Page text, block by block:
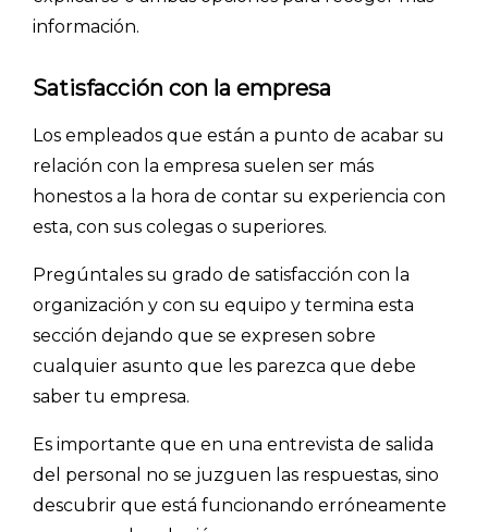
PRECIOS
BLOG
ACCEDER →
información.
Satisfacción con la empresa
Los empleados que están a punto de acabar su
relación con la empresa suelen ser más
honestos a la hora de contar su experiencia con
esta, con sus colegas o superiores.
Pregúntales su grado de satisfacción con la
organización y con su equipo y termina esta
sección dejando que se expresen sobre
cualquier asunto que les parezca que debe
saber tu empresa.
Es importante que en una entrevista de salida
del personal no se juzguen las respuestas, sino
descubrir que está funcionando erróneamente